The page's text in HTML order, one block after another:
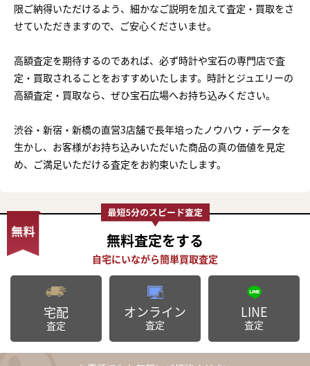
限ご納得いただけるよう、細かなご説明を加えて査定・買取をさ
せていただきますので、ご安心くださいませ。
高額査定を期待するのであれば、必ず時計や宝石の専門店で査
定・買取されることをおすすめいたします。時計とジュエリーの
高額査定・買取なら、ぜひ宝石広場へお持ち込みください。
渋谷・新宿・新橋の直営3店舗で長年培ったノウハウ・データを
生かし、お客様がお持ち込みいただいた商品の真の価値を見定
め、ご満足いただける査定をお約束いたします。
無料査定をする
宅配
査定
オンライン
査定
LINE
査定